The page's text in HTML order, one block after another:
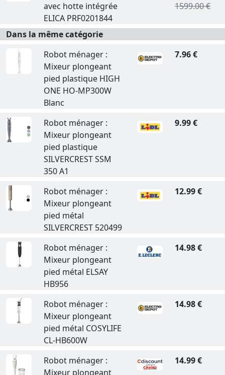
avec hotte intégrée
ELICA PRF0201844
1599.00 €
Dans la même catégorie
Robot ménager :
Mixeur plongeant
pied plastique HIGH
ONE HO-MP300W
Blanc
7.96 €
Robot ménager :
Mixeur plongeant
pied plastique
SILVERCREST SSM
350 A1
9.99 €
Robot ménager :
Mixeur plongeant
pied métal
SILVERCREST 520499
12.99 €
Robot ménager :
Mixeur plongeant
pied métal ELSAY
HB956
14.98 €
Robot ménager :
Mixeur plongeant
pied métal COSYLIFE
CL-HB600W
14.98 €
Robot ménager :
Mixeur plongeant
14.99 €